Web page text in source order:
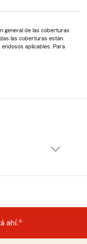
general de las coberturas
las coberturas están
aplicables. Para
ahí.®